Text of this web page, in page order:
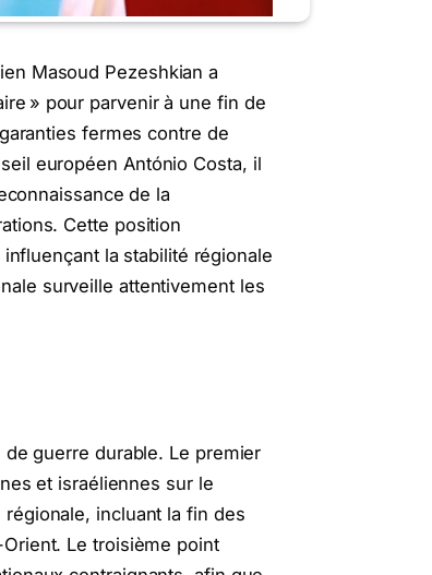
Masoud Pezeshkian a
» pour parvenir à une fin de
fermes contre de
européen António Costa, il
de la
Cette position
la stabilité régionale
surveille attentivement les
guerre durable. Le premier
et israéliennes sur le
incluant la fin des
Le troisième point